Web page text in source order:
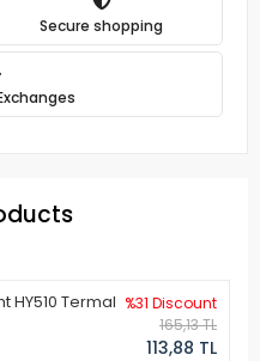
Secure shopping
HY510 Termal %31 Discount
165,13 TL
113,88 TL